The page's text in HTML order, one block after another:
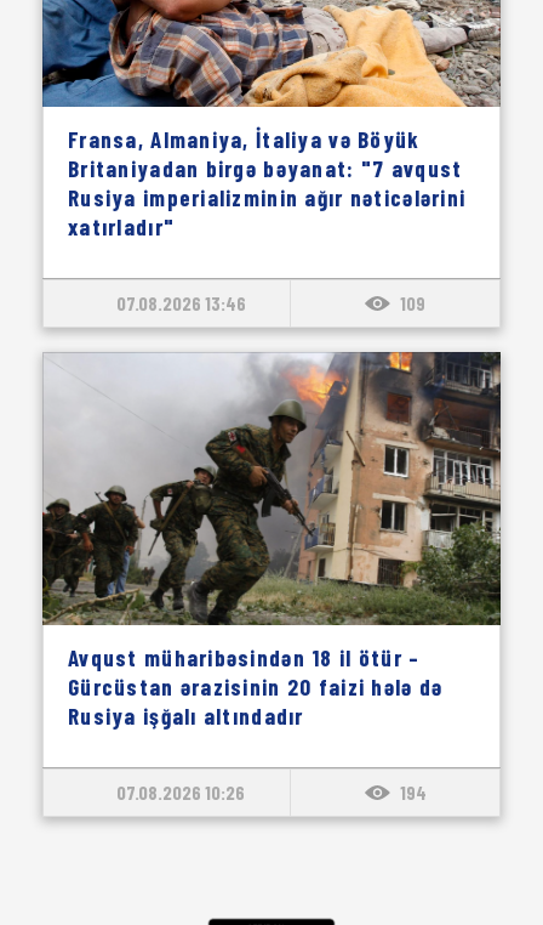
Fransa, Almaniya, İtaliya və Böyük
Britaniyadan birgə bəyanat: "7 avqust
Rusiya imperializminin ağır nəticələrini
xatırladır"
07.08.2026 13:46 109
Avqust müharibəsindən 18 il ötür –
Gürcüstan ərazisinin 20 faizi hələ də
Rusiya işğalı altındadır
07.08.2026 10:26 194